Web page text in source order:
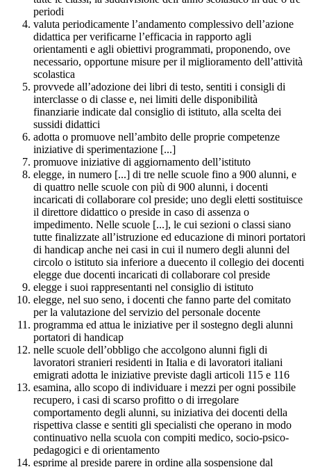
periodi
valuta periodicamente l’andamento complessivo dell’azione
didattica per verificarne l’efficacia in rapporto agli
orientamenti e agli obiettivi programmati, proponendo, ove
necessario, opportune misure per il miglioramento dell’attività
scolastica
provvede all’adozione dei libri di testo, sentiti i consigli di
interclasse o di classe e, nei limiti delle disponibilità
finanziarie indicate dal consiglio di istituto, alla scelta dei
sussidi didattici
adotta o promuove nell’ambito delle proprie competenze
iniziative di sperimentazione [...]
promuove iniziative di aggiornamento dell’istituto
elegge, in numero [...] di tre nelle scuole fino a 900 alunni, e
di quattro nelle scuole con più di 900 alunni, i docenti
incaricati di collaborare col preside; uno degli eletti sostituisce
il direttore didattico o preside in caso di assenza o
impedimento. Nelle scuole [...], le cui sezioni o classi siano
tutte finalizzate all’istruzione ed educazione di minori portatori
di handicap anche nei casi in cui il numero degli alunni del
circolo o istituto sia inferiore a duecento il collegio dei docenti
elegge due docenti incaricati di collaborare col preside
elegge i suoi rappresentanti nel consiglio di istituto
elegge, nel suo seno, i docenti che fanno parte del comitato
per la valutazione del servizio del personale docente
programma ed attua le iniziative per il sostegno degli alunni
portatori di handicap
nelle scuole dell’obbligo che accolgono alunni figli di
lavoratori stranieri residenti in Italia e di lavoratori italiani
emigrati adotta le iniziative previste dagli articoli 115 e 116
esamina, allo scopo di individuare i mezzi per ogni possibile
recupero, i casi di scarso profitto o di irregolare
comportamento degli alunni, su iniziativa dei docenti della
rispettiva classe e sentiti gli specialisti che operano in modo
continuativo nella scuola con compiti medico, socio-psico-
pedagogici e di orientamento
esprime al preside parere in ordine alla sospensione dal